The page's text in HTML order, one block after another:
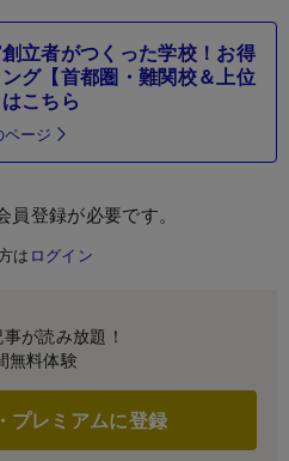
立者がつくった学校！お得
グ【首都圏・難関校＆上位
こちら
ページ
登録が必要です。
は ログイン
が読み放題！
無料体験
プレミアムに登録